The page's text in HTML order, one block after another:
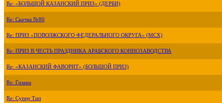
Re: «БОЛЬШОЙ КАЗАНСКИЙ ПРИЗ» (ДЕРБИ)
Re: Скачка №80
Re: ПРИЗ «ПОВОЛЖСКОГО ФЕДЕРАЛЬНОГО ОКРУГА» (МСХ)
Re: ПРИЗ В ЧЕСТЬ ПРАЗДНИКА АРАБСКОГО КОННОЗАВОДСТВА
Re: «КАЗАНСКИЙ ФАВОРИТ» (БОЛЬШОЙ ПРИЗ)
Re: Гизана
Re: Супер Тип